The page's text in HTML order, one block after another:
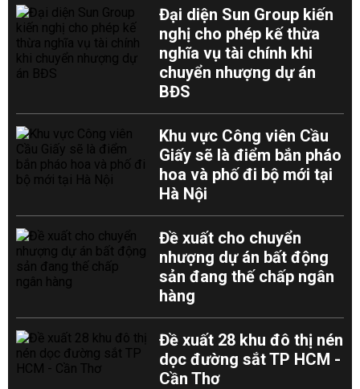
Đại diện Sun Group kiến
nghị cho phép kế thừa
nghĩa vụ tài chính khi
chuyển nhượng dự án
BĐS
Khu vực Công viên Cầu
Giấy sẽ là điểm bắn pháo
hoa và phố đi bộ mới tại
Hà Nội
Đề xuất cho chuyển
nhượng dự án bất động
sản đang thế chấp ngân
hàng
Đề xuất 28 khu đô thị nén
dọc đường sắt TP HCM -
Cần Thơ